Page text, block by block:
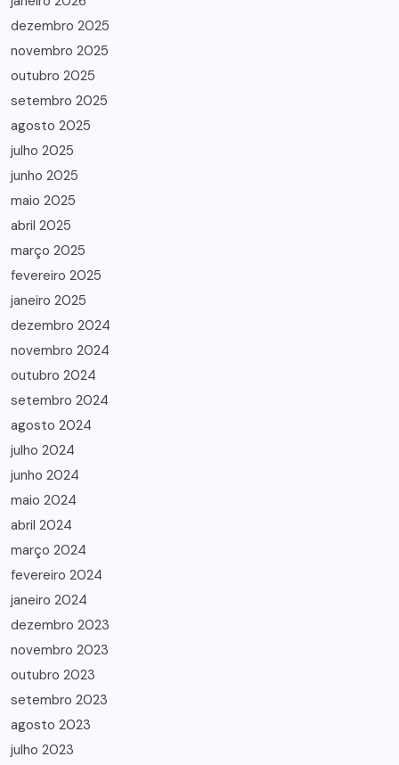
dezembro 2025
novembro 2025
outubro 2025
setembro 2025
agosto 2025
julho 2025
junho 2025
maio 2025
abril 2025
março 2025
fevereiro 2025
janeiro 2025
dezembro 2024
novembro 2024
outubro 2024
setembro 2024
agosto 2024
julho 2024
junho 2024
maio 2024
abril 2024
março 2024
fevereiro 2024
janeiro 2024
dezembro 2023
novembro 2023
outubro 2023
setembro 2023
agosto 2023
julho 2023